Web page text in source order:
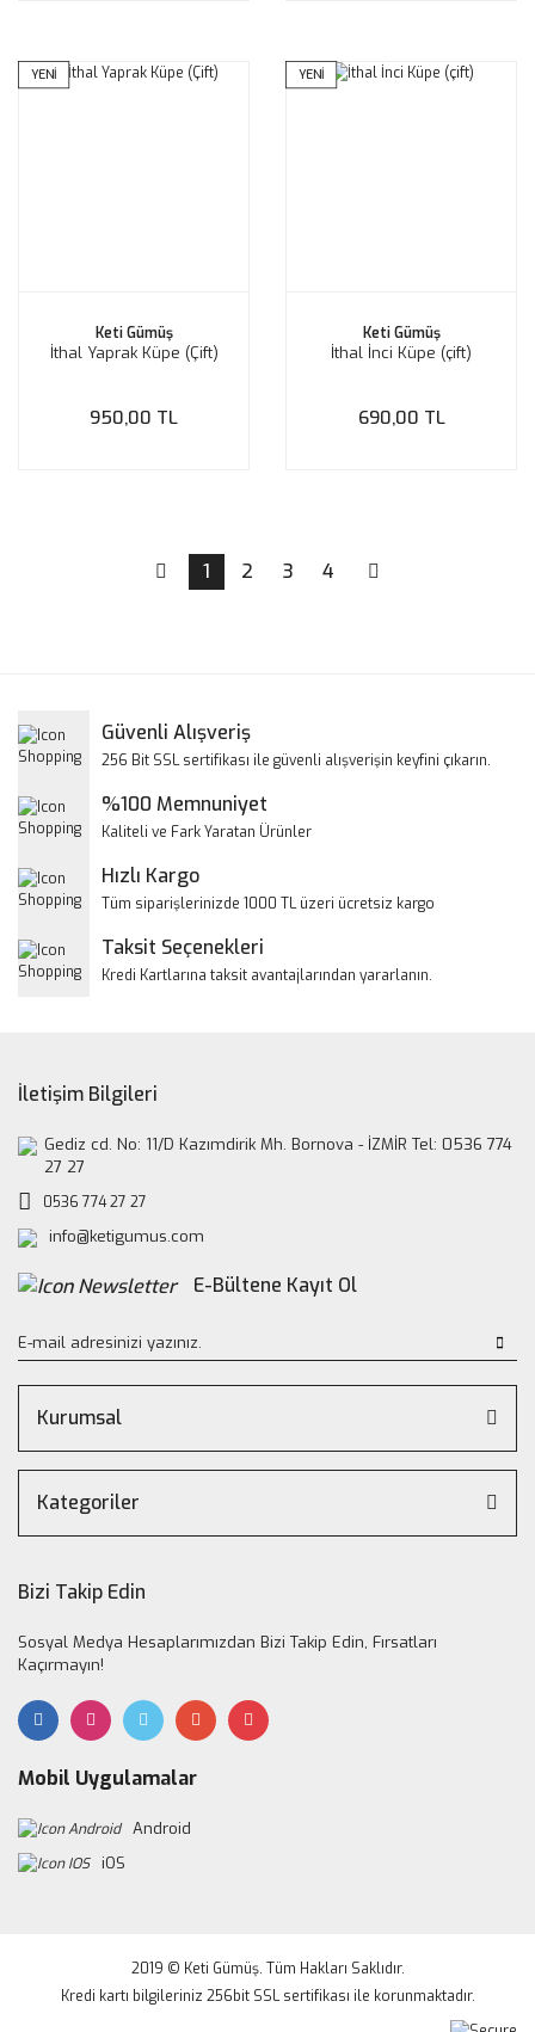
YENİ
Keti Gümüş
İthal Yaprak Küpe (Çift)
950,00 TL
YENİ
Keti Gümüş
İthal İnci Küpe (çift)
690,00 TL
1 2 3 4
Güvenli Alışveriş
256 Bit SSL sertifikası ile güvenli alışverişin keyfini çıkarın.
%100 Memnuniyet
Kaliteli ve Fark Yaratan Ürünler
Hızlı Kargo
Tüm siparişlerinizde 1000 TL üzeri ücretsiz kargo
Taksit Seçenekleri
Kredi Kartlarına taksit avantajlarından yararlanın.
İletişim Bilgileri
Gediz cd. No: 11/D Kazımdirik Mh. Bornova - İZMİR Tel: 0536 774
27 27
0536 774 27 27
info@ketigumus.com
E-Bültene Kayıt Ol
Kurumsal
Kategoriler
Bizi Takip Edin
Sosyal Medya Hesaplarımızdan Bizi Takip Edin, Fırsatları
Kaçırmayın!
Mobil Uygulamalar
Android
iOS
2019 © Keti Gümüş. Tüm Hakları Saklıdır.
Kredi kartı bilgileriniz 256bit SSL sertifikası ile korunmaktadır.